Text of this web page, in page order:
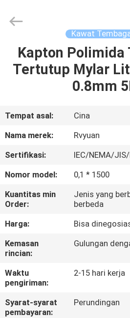
RUMAH
VIDEO
KITA
WISATA
PABRIK
KONTROL
KUALITAS
HUBUNGI
KAMI
Material
Co,.Ltd.
Reserved.
Kawat
Kapton Polimida
Tertutup Mylar
0.8mm
Tempat asal:
Cina
Nama merek:
Rvyuan
Sertifikasi:
IEC/NEMA/
Nomor model:
0,1 * 1500
Kuantitas min
Order:
Jenis yang
berbeda
Harga:
Bisa
Kemasan
rincian:
Gulungan
Waktu
pengiriman:
2-15 hari kerja
Syarat-syarat
pembayaran:
Perundingan